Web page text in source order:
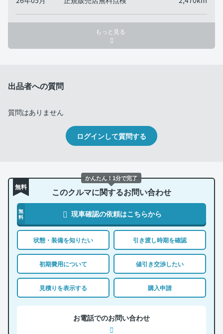
もっと見る
出品者への質問
質問はありません
ログインして質問する
無料 このクルマに関するお問い合わせ
無
料
現車確認の依頼はこちらから
状態・装備を知りたい 引き渡し時期を確認
初期費用について 値引き交渉したい
見積りを表示する 購入申請
お電話でのお問い合わせ
かんたん！1分で完了